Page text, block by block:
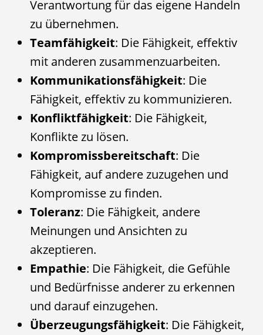
Verantwortung für das eigene Handeln
zu übernehmen.
Teamfähigkeit: Die Fähigkeit, effektiv
mit anderen zusammenzuarbeiten.
Kommunikationsfähigkeit: Die
Fähigkeit, effektiv zu kommunizieren.
Konfliktfähigkeit: Die Fähigkeit,
Konflikte zu lösen.
Kompromissbereitschaft: Die
Fähigkeit, auf andere zuzugehen und
Kompromisse zu finden.
Toleranz: Die Fähigkeit, andere
Meinungen und Ansichten zu
akzeptieren.
Empathie: Die Fähigkeit, die Gefühle
und Bedürfnisse anderer zu erkennen
und darauf einzugehen.
Überzeugungsfähigkeit: Die Fähigkeit,